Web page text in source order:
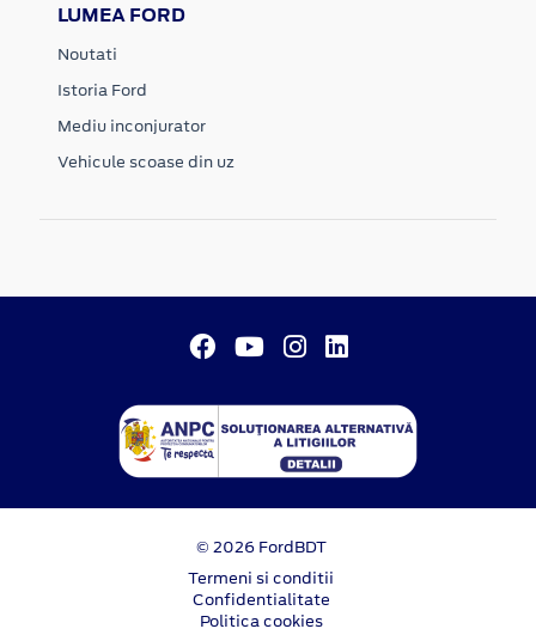
LUMEA FORD
Noutati
Istoria Ford
Mediu inconjurator
Vehicule scoase din uz
© 2026 FordBDT
Termeni si conditii
Confidentialitate
Politica cookies